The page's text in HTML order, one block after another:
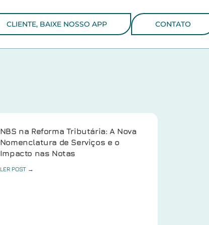
CLIENTE, BAIXE NOSSO APP CONTATO
NBS na Reforma Tributária: A Nova
Nomenclatura de Serviços e o
Impacto nas Notas
LER POST →